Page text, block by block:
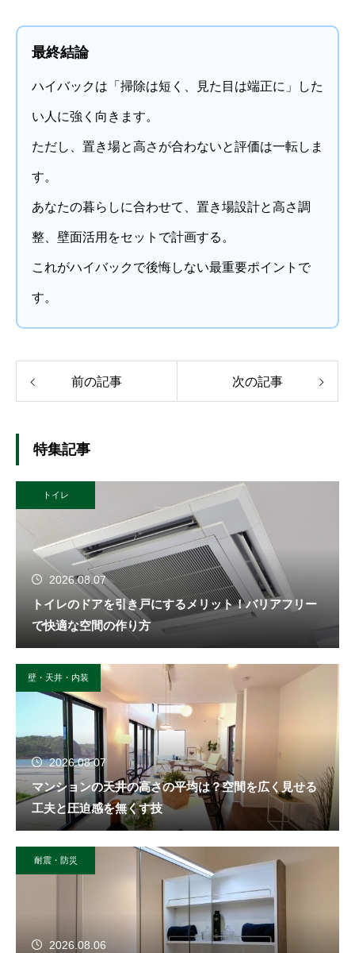
最終結論
ハイバックは「掃除は短く、見た目は端正に」した
い人に強く向きます。
ただし、置き場と高さが合わないと評価は一転しま
す。
あなたの暮らしに合わせて、置き場設計と高さ調
整、壁面活用をセットで計画する。
これがハイバックで後悔しない最重要ポイントで
す。
前の記事 次の記事
特集記事
トイレ
2026.08.07
トイレのドアを引き戸にするメリット！バリアフリー
で快適な空間の作り方
壁・天井・内装
2026.08.07
マンションの天井の高さの平均は？空間を広く見せる
工夫と圧迫感を無くす技
耐震・防災
2026.08.06